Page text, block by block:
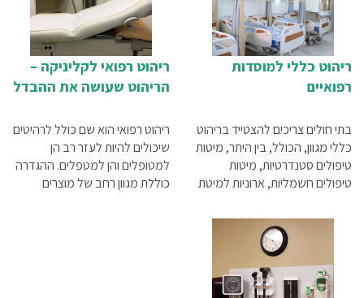
ריהוט כללי למוסדות
רפואיים
בתי חולים צריכים להצטייד בריהוט
כללי מגוון, הכולל, בין היתר, מיטות
טיפולים סטנדרטיות, מיטות
טיפולים חשמליות, ארוניות למיטת
עגלות טיפולים, עגלות לקיחת
דמים, עגלות תרופות, שרפרפים
לצוותים הרפואיים
ריהוט רפואי לקליניקה –
הריהוט שעושה את ההבדל
ריהוט רפואי הוא שם כולל לרהיטים
שיכולים להיות לעזר רב הן
למטופלים והן למטפלים. ההגדרה
כוללת מגוון רחב של מוצרים